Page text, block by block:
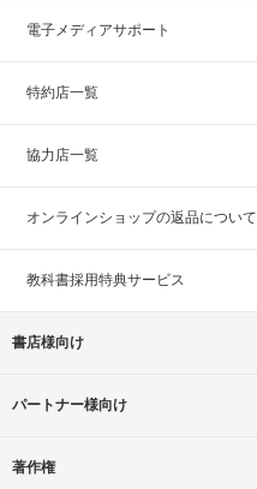
電子メディアサポート
特約店一覧
協力店一覧
オンラインショップの返品について
教科書採用特典サービス
書店様向け
パートナー様向け
著作権